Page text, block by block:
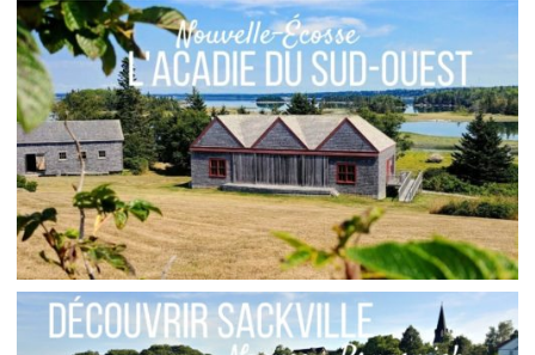
CONSEILS // LE BIVOUAC POUR LES DÉBUTANTS
Audrey Amérique du Nord,Amérique
latine
Amériques, , Blog,
Océanie
NOUVELLE-ÉCOSSE // L’ACADIE DU SUD-OUEST